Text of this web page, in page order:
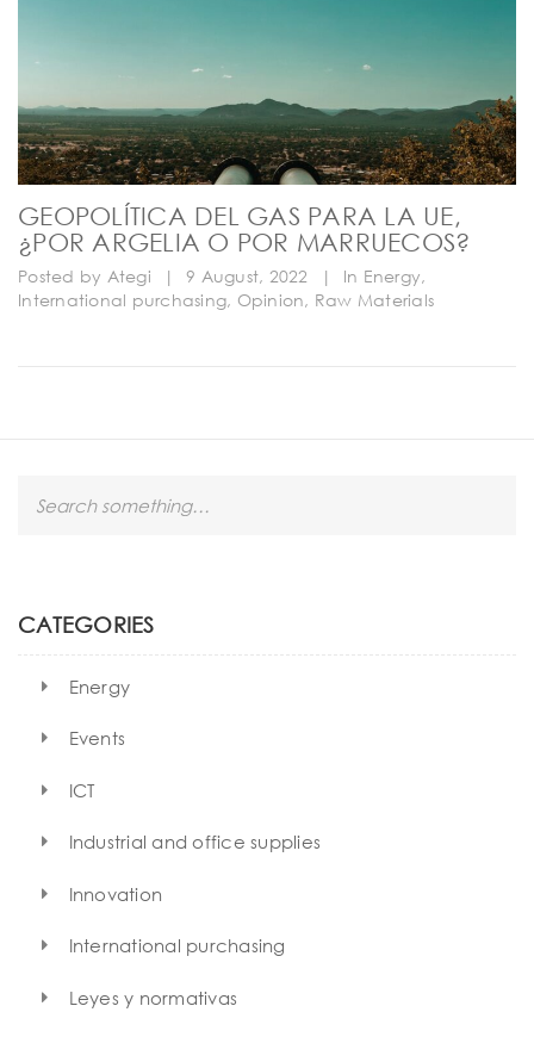
GEOPOLÍTICA DEL GAS PARA LA UE,
¿POR ARGELIA O POR MARRUECOS?
Posted by Ategi | 9 August, 2022 | In Energy,
International purchasing, Opinion, Raw Materials
h
CATEGORIES
Energy
Events
ICT
Industrial and office supplies
Innovation
International purchasing
Leyes y normativas